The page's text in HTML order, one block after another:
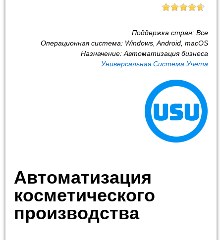
Поддержка стран: Все
Операционная система: Windows, Android, macOS
Назначение: Автоматизация бизнеса
Универсальная Система Учета
Автоматизация
косметического
производства